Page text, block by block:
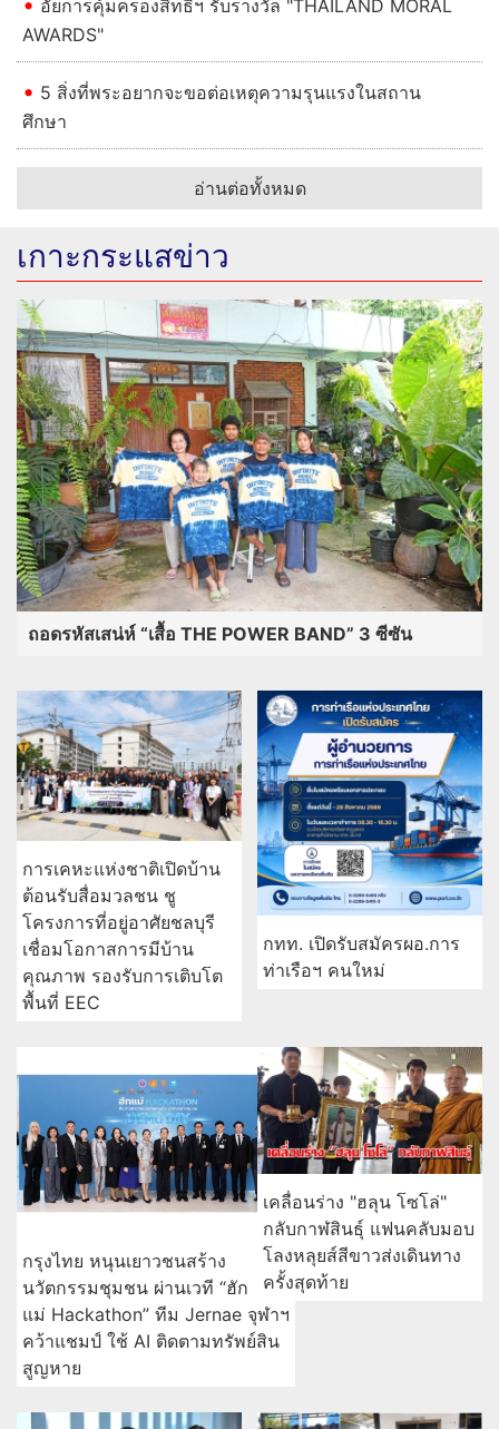
อัยการคุ้มครองสิทธิฯ รับรางวัล "THAILAND MORAL
AWARDS"
5 สิ่งที่พระอยากจะขอต่อเหตุความรุนแรงในสถาน
ศึกษา
อ่านต่อทั้งหมด
เกาะกระแสข่าว
ถอดรหัสเสน่ห์ “เสื้อ THE POWER BAND” 3 ซีซัน
การเคหะแห่งชาติเปิดบ้าน
ต้อนรับสื่อมวลชน ชู
โครงการที่อยู่อาศัยชลบุรี
เชื่อมโอกาสการมีบ้าน
คุณภาพ รองรับการเติบโต
พื้นที่ EEC
กทท. เปิดรับสมัครผอ.การ
ท่าเรือฯ คนใหม่
กรุงไทย หนุนเยาวชนสร้าง
นวัตกรรมชุมชน ผ่านเวที “ฮัก
แม่ Hackathon” ทีม Jernae จุฬาฯ
คว้าแชมป์ ใช้ AI ติดตามทรัพย์สิน
สูญหาย
เคลื่อนร่าง "ฮลุน โซโล่"
กลับกาฬสินธุ์ แฟนคลับมอบ
โลงหลุยส์สีขาวส่งเดินทาง
ครั้งสุดท้าย